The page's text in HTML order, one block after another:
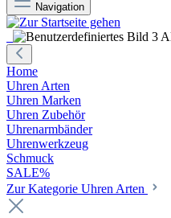
Navigation
Home
Uhren Arten
Uhren Marken
Uhren Zubehör
Uhrenarmbänder
Uhrenwerkzeug
Schmuck
SALE%
Zur Kategorie Uhren Arten